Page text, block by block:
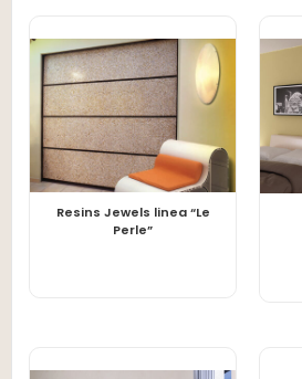
LEGGI TUTTO
Resins Jewels linea “Le
Perle”